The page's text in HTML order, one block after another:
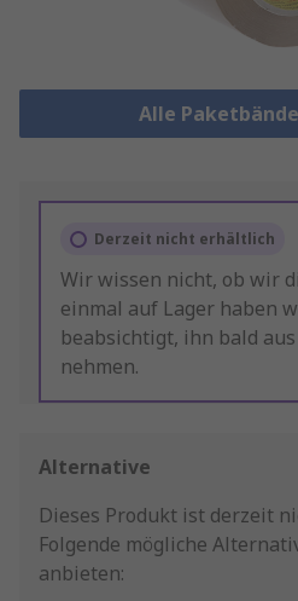
Alle
Derzeit nicht erhältlich
Wir wissen nicht, ob wir
einmal auf Lager haben
beabsichtigt, ihn bald
nehmen.
Alternative
Dieses Produkt ist derzeit
Folgende mögliche
anbieten: